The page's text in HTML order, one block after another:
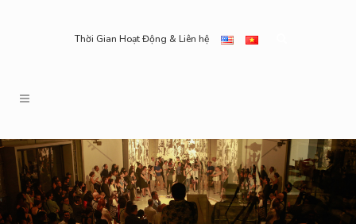
Thời Gian Hoạt Động & Liên hệ